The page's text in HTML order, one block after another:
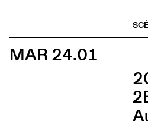
MAR 24.01